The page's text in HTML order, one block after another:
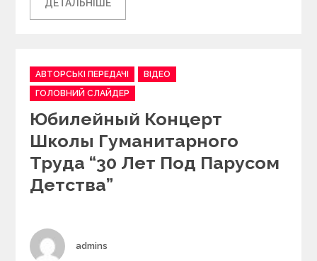
ДЕТАЛЬНІШЕ
C
a
t
e
o
r
e
АВТОРСЬКІ ПЕРЕДАЧІ
ВІДЕО
ГОЛОВНИЙ СЛАЙДЕР
Юбилейный Концерт
Школы Гуманитарного
Труда “30 Лет Под Парусом
Детства”
Author
admins